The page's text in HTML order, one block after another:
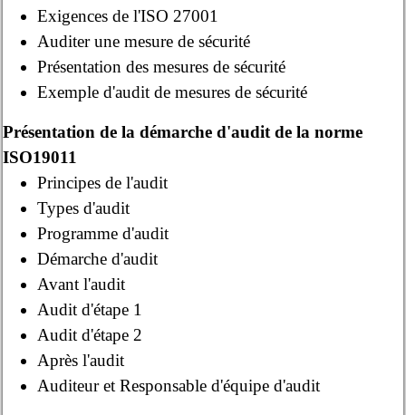
Exigences de l'ISO 27001
Auditer une mesure de sécurité
Présentation des mesures de sécurité
Exemple d'audit de mesures de sécurité
Présentation de la démarche d'audit de la norme
ISO19011
Principes de l'audit
Types d'audit
Programme d'audit
Démarche d'audit
Avant l'audit
Audit d'étape 1
Audit d'étape 2
Après l'audit
Auditeur et Responsable d'équipe d'audit